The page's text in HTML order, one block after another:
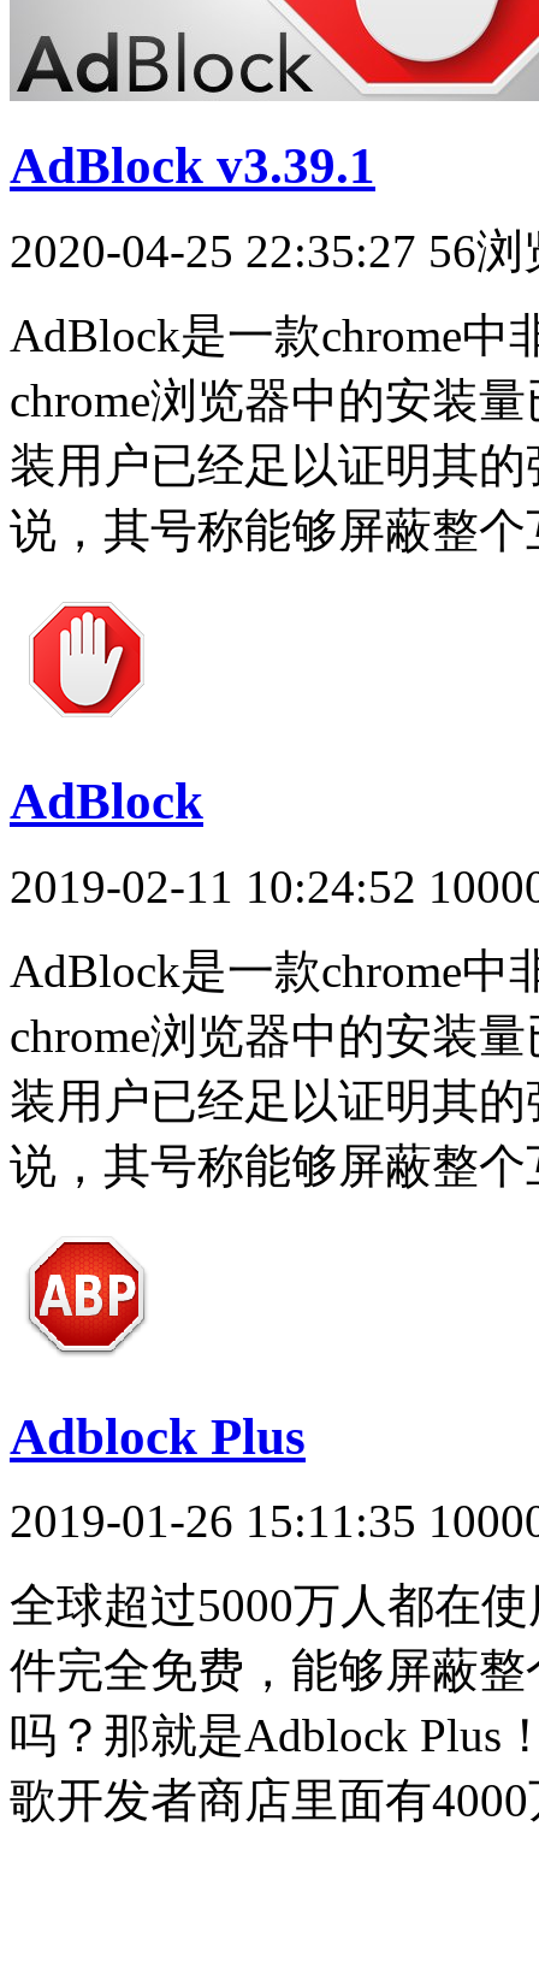
AdBlock v3.39.1
2020-04-25 22:35:27 56浏
AdBlock是一款chrome
chrome浏览器中的安装
装用户已经足以证明其
说，其号称能够屏蔽整个
AdBlock
2019-02-11 10:24:52
AdBlock是一款chrome
chrome浏览器中的安装
装用户已经足以证明其
说，其号称能够屏蔽整个
Adblock Plus
2019-01-26 15:11:35
全球超过5000万人都在
件完全免费，能够屏蔽
吗？那就是Adblock Plus
歌开发者商店里面有